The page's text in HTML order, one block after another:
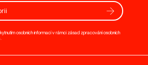
osobních informací v rámci zásad zpracování osobních